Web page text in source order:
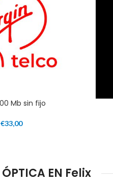
Mb sin fijo
€33,00
EN Felix